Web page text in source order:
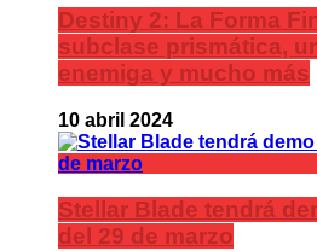
Destiny 2: La Forma
subclase prismática,
enemiga y mucho más
10 abril 2024
Stellar Blade tendrá
del 29 de marzo